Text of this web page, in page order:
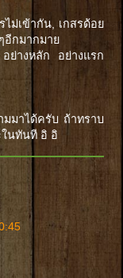
ไม่เข้ากัน, เกสรด้อย
อีกมากมาย
ย่างหลัก อย่างแรก
มาได้ครับ ถ้าทราบ
ในทันที อิ อิ